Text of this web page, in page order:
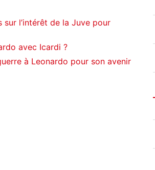
l’intérêt de la Juve pour
avec Icardi ?
à Leonardo pour son avenir